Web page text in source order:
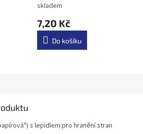
skladem
7,20 Kč
Do košíku
s lepidlem pro hranění stran